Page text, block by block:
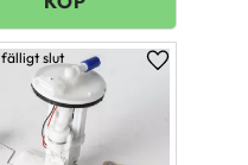
favoriter Lägg till i